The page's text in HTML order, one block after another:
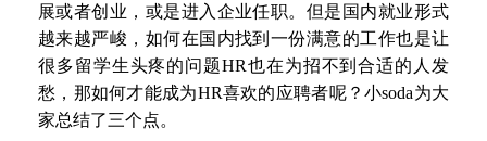
展或者创业 ， 或是进入企业任职。 但是国内就业形式
越来越严峻 ， 如何在国内找到一份满意的工作也是让
很多留学生头疼的问题HR也在为招不到合适的人发
愁 ， 那如何才能成为HR喜欢的应聘者呢？小soda为大
家总结了三个点。